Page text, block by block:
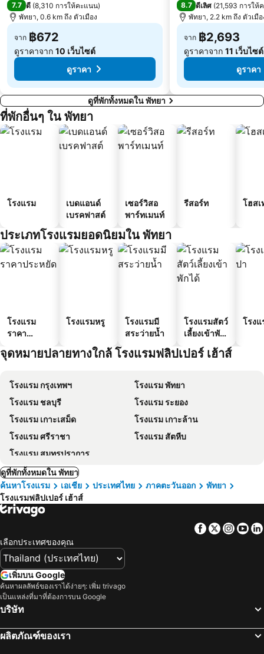
7.7 ดี (8,310 การให้คะแนน)
พัทยา, 0.6 km ถึง ตัวเมือง
จาก ฿672
ดูราคาจาก 10 เว็บไซต์
ดูราคา
8.7 ดีเลิศ (21,593 การให้
พัทยา, 2.2 km ถึง ตัวเมือ
จาก ฿2,693
ดูราคาจาก 11 เว็บไซต์
ดูราคา
ดูที่พักทั้งหมดใน พัทยา
ที่พักอื่นๆ ใน พัทยา
โรงแรม
เบดแอนด์
เบรคฟาสต์
เซอร์วิสอ
พาร์ทเมนท์
รีสอร์ท โฮสเ
ประเภทโรงแรมยอดนิยมใน พัทยา
โรงแรม
ราคา
โรงแรมหรู
โรงแรมมี
สระว่ายน้ำ
โรงแรมสัตว์
เลี้ยงเข้าพัก
โรง
จุดหมายปลายทางใกล้ โรงแรมฟลิปเปอร์ เฮ้าส์
โรงแรม กรุงเทพฯ
โรงแรม พัทยา
โรงแรม ชลบุรี
โรงแรม ระยอง
โรงแรม เกาะเสม็ด
โรงแรม เกาะล้าน
โรงแรม ศรีราชา
โรงแรม สัตหีบ
โรงแรม สมุทรปราการ
ดูที่พักทั้งหมดใน พัทยา
ค้นหาโรงแรม
เอเชีย ประเทศไทย ภาคตะวันออก
พัทยา
โรงแรมฟลิปเปอร์ เฮ้าส์
Facebook
Twitter
เลือกประเทศของคุณ
เพิ่มบน Google
ค้นหาผลลัพธ์ของเราได้ง่ายๆ: เพิ่ม trivago
เป็นแหล่งที่มาที่ต้องการบน Google
บริษัท
ผลิตภัณฑ์ของเรา